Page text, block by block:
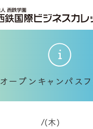
オープンキャンパス
/(木)